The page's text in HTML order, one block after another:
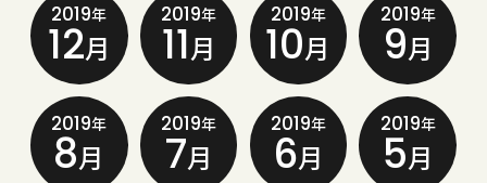
2019年
12月
2019年
11月
2019年
10月
2019年
9月
2019年
8月
2019年
7月
2019年
6月
2019年
5月